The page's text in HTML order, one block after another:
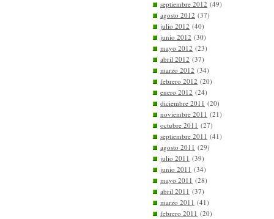
septiembre 2012 (49)
agosto 2012 (37)
julio 2012 (40)
junio 2012 (30)
mayo 2012 (23)
abril 2012 (37)
marzo 2012 (34)
febrero 2012 (20)
enero 2012 (24)
diciembre 2011 (20)
noviembre 2011 (21)
octubre 2011 (27)
septiembre 2011 (41)
agosto 2011 (29)
julio 2011 (39)
junio 2011 (34)
mayo 2011 (28)
abril 2011 (37)
marzo 2011 (41)
febrero 2011 (20)